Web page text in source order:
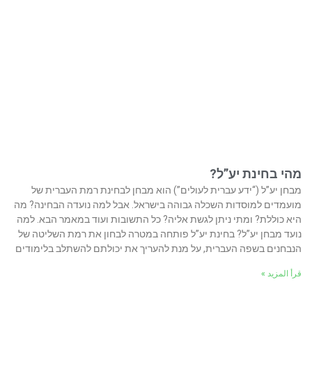
מהי בחינת יע”ל?
מבחן יע”ל (“ידע עברית לעולים”) הוא מבחן לבחינת רמת העברית של
מועמדים למוסדות השכלה גבוהה בישראל. אבל למה נועדה הבחינה? מה
היא כוללת? ומתי ניתן לגשת אליה? כל התשובות ועוד במאמר הבא. למה
נועד מבחן יע”ל? בחינת יע”ל פותחה במטרה לבחון את רמת השליטה של
הנבחנים בשפה העברית, על מנת להעריך את יכולתם להשתלב בלימודים
قرأ المزيد »